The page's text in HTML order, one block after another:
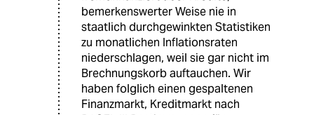
bemerkenswerter Weise nie in
staatlich durchgewinkten Statistiken
zu monatlichen Inflationsraten
niederschlagen, weil sie gar nicht im
Brechnungskorb auftauchen. Wir
haben folglich einen gespaltenen
Finanzmarkt, Kreditmarkt nach